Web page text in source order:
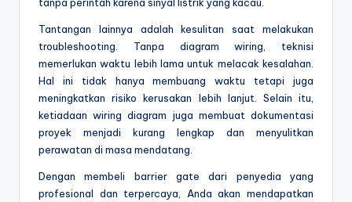
Tantangan lainnya adalah kesulitan saat melakukan
troubleshooting. Tanpa diagram wiring, teknisi
memerlukan waktu lebih lama untuk melacak kesalahan.
Hal ini tidak hanya membuang waktu tetapi juga
meningkatkan risiko kerusakan lebih lanjut. Selain itu,
ketiadaan wiring diagram juga membuat dokumentasi
proyek menjadi kurang lengkap dan menyulitkan
perawatan di masa mendatang.
Dengan membeli barrier gate dari penyedia yang
profesional dan terpercaya, Anda akan mendapatkan